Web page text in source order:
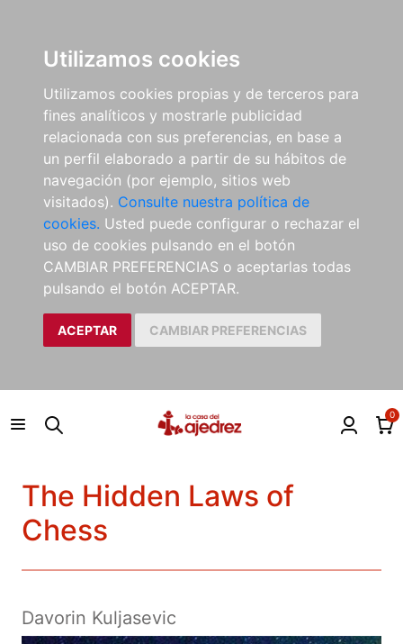
Utilizamos cookies
Utilizamos cookies propias y de terceros para
fines analíticos y mostrarle publicidad
relacionada con sus preferencias, en base a
un perfil elaborado a partir de su hábitos de
navegación (por ejemplo, sitios web
visitados). Consulte nuestra política de
cookies. Usted puede configurar o rechazar el
uso de cookies pulsando en el botón
CAMBIAR PREFERENCIAS o aceptarlas todas
pulsando el botón ACEPTAR.
ACEPTAR CAMBIAR PREFERENCIAS
0
The Hidden Laws of
Chess
Davorin Kuljasevic